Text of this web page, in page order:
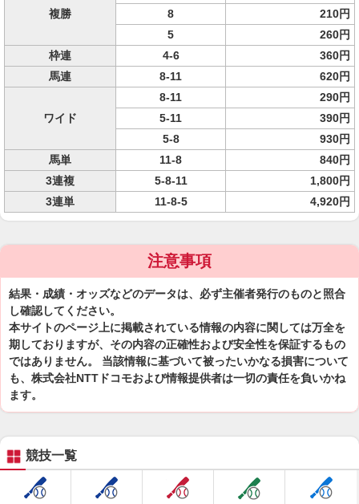
複勝
8
210円
5
260円
枠連
4-6
360円
馬連
8-11 620円
ワイド
8-11
290円
5-11
390円
5-8
930円
馬単
11-8
840円
3連複
5-8-11
1,800円
3連単
11-8-5 4,920円
注意事項
結果・成績・オッズなどのデータは、必ず主催者発行のものと照合
し確認してください。
本サイトのページ上に掲載されている情報の内容に関しては万全を
期しておりますが、その内容の正確性および安全性を保証するもの
ではありません。 当該情報に基づいて被ったいかなる損害について
も、株式会社NTTドコモおよび情報提供者は一切の責任を負いかね
ます。
競技一覧